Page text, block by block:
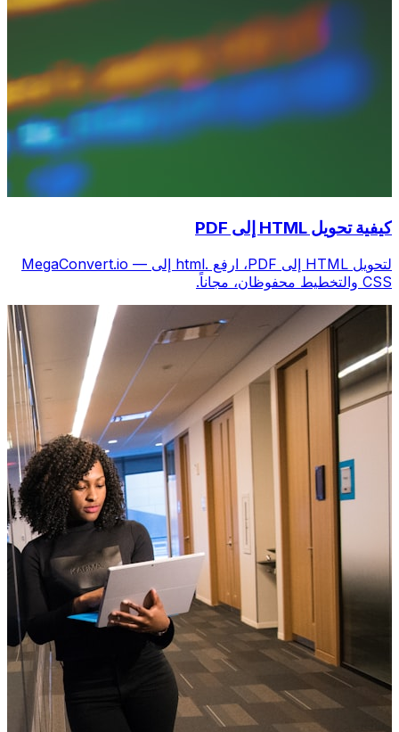
كيفية تحويل HTML إلى PDF
لتحويل HTML إلى PDF، ارفع .html إلى MegaConvert.io —
CSS والتخطيط محفوظان، مجاناً.